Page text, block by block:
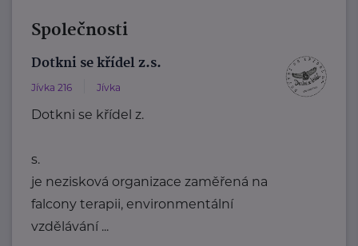
Společnosti
Dotkni se křídel z.s.
Jívka 216 Jívka
Dotkni se křídel z.
s.
je nezisková organizace zaměřená na
falcony terapii, environmentální
vzdělávání ...